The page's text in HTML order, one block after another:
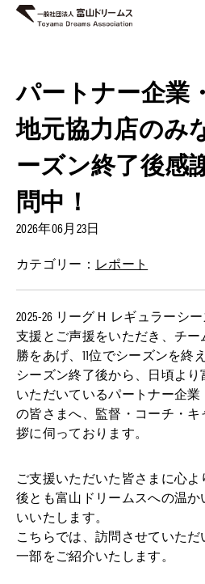
パートナー企業
地元協力店のみ
ーズン終了後感
問中！
2026年06月23日
カテゴリー： レポート
2025-26 リーグＨ レギュラーシ
支援とご声援をいただき、チ
勝をあげ、11位でシーズンを終
シーズン終了後から、日頃よ
いただいているパートナー企
の皆さまへ、監督・コーチ・
拶に伺っております。
ご支援いただいた皆さまに心
後とも富山ドリームスへの温
いいたします。
こちらでは、訪問させていた
一部をご紹介いたします。